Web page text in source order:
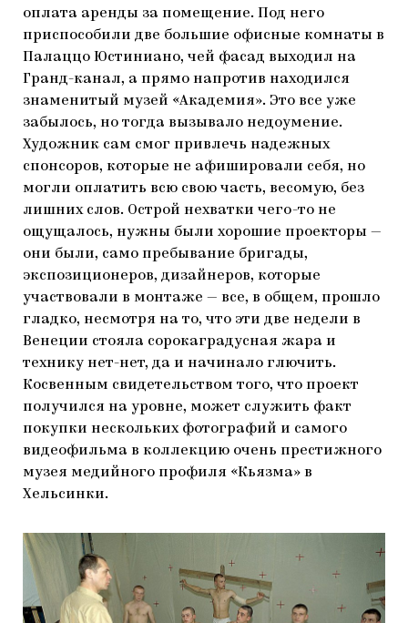
оплата аренды за помещение. Под него
приспособили две большие офисные комнаты в
Палаццо Юстиниано, чей фасад выходил на
Гранд-канал, а прямо напротив находился
знаменитый музей «Академия». Это все уже
забылось, но тогда вызывало недоумение.
Художник сам смог привлечь надежных
спонсоров, которые не афишировали себя, но
могли оплатить всю свою часть, весомую, без
лишних слов. Острой нехватки чего-то не
ощущалось, нужны были хорошие проекторы —
они были, само пребывание бригады,
экспозиционеров, дизайнеров, которые
участвовали в монтаже — все, в общем, прошло
гладко, несмотря на то, что эти две недели в
Венеции стояла сорокаградусная жара и
технику нет-нет, да и начинало глючить.
Косвенным свидетельством того, что проект
получился на уровне, может служить факт
покупки нескольких фотографий и самого
видеофильма в коллекцию очень престижного
музея медийного профиля «Кьязма» в
Хельсинки.